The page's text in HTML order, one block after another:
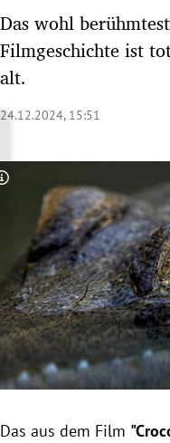
Untermenü
Untermenü
Untermenü
Untermenü
Untermenü
Untermenü
Untermenü
Das wohl
Filmgeschichte ist
alt.
24.12.2024, 15:51
Copyright-Hinweis öffnen/
Das aus dem Film